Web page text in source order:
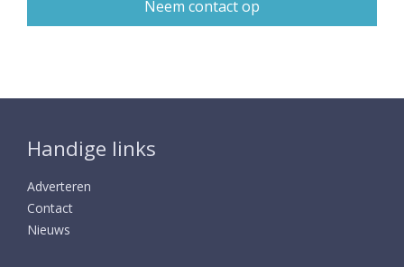
Handige links
Adverteren
Contact
Nieuws